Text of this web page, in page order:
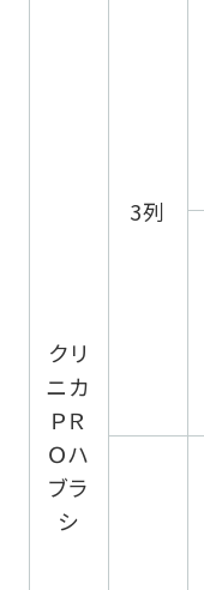
クリ
ニカ
ＰＲ
Ｏハ
ブラ
シ
3列